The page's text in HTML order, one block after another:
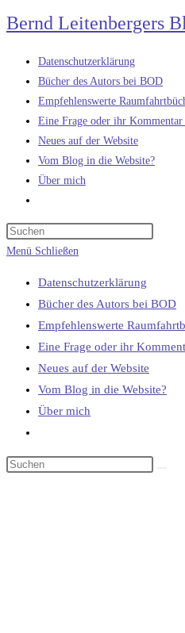
Zum
Inhalt
springen
Bernd Leitenbergers
Datenschutzerklärung
Bücher des Autors bei BOD
Empfehlenswerte
Eine Frage oder ihr
Neues auf der Website
Vom Blog in die Website?
Über mich
umschalten
Menü Schließen
Datenschutzerklärung
Bücher des Autors bei BOD
Empfehlenswerte
Eine Frage oder ihr
Neues auf der Website
Vom Blog in die Website?
Über mich
umschalten